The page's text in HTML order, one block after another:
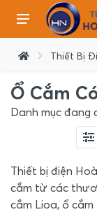
Thiết Bị
Ổ Cắm
Danh mục đang
Thiết bị điện
cắm từ các
cắm Lioa, ổ